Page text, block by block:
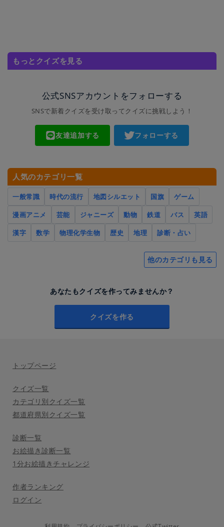
もっとクイズを見る
公式SNSアカウントをフォローする
SNSで新着クイズを受け取ってクイズに挑戦しよう！
友達追加する フォローする
人気のカテゴリ一覧
一般常識 時代の流行 地図シルエット 国旗
ゲーム
漫画アニメ
芸能 ジャニーズ 動物 鉄道 バス
英語
漢字
数学 物理化学生物 歴史 地理 診断・占い
他のカテゴリも見る
あなたもクイズを作ってみませんか？
クイズを作る
トップページ
クイズ一覧
カテゴリ別クイズ一覧
都道府県別クイズ一覧
診断一覧
お絵描き診断一覧
1分お絵描きチャレンジ
作者ランキング
ログイン